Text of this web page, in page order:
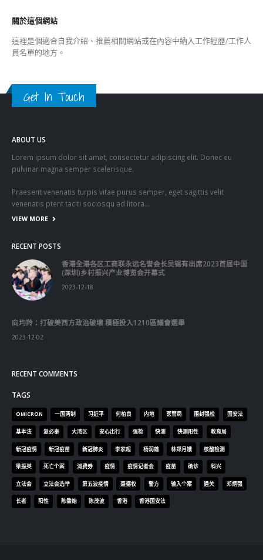
關於這個網站
這裡是個適合自我介紹、推薦相關網站或在內容中納入工作經歷/工作人
員名單的地方。
Get In Touch
ABOUT US
Lorem ipsum dolor sit amet, consectetur adipiscing elit. Donec eu
pulvinar magna semper scelerisque.
Praesent venenatis turpis vitae purus semper, eget sagittis velit
venenatis ptent taciti sociosqu ad litora…
VIEW MORE
RECENT POSTS
香港全港各区工商联永远名誉会长吴锡有出席2023首届中国
(深圳)乡村振兴产业博览会开幕式
2023-12-18
向均羚：打破美西方政治破壞 積極投入1210區議會選舉
2023-12-02
RECENT COMMENTS
TAGS
OMICRON 一国两制 习近平 何柏良 内地 医管局 围封强检 国安法
基本法 复必泰 大湾区 安心出行 强检 快测 快测阳性 教育局
新冠疫情 新冠疫苗 新冠肺炎 李家超 杨润雄 林郑月娥 核酸检测
梁振英 死亡个案 消费券 疫情 疫情记者会 疫苗 确诊 科兴
立法会 立法会选举 第五波疫情 聂德权 警方 输入个案 通关 邓炳强
长者 阳性 陈肇始 陈茂波 香港 香港国安法